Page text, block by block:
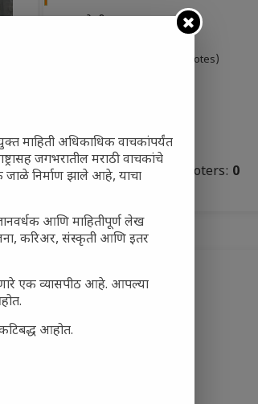
(0%, 3 Votes)
(0%, 0 Votes)
तटस्थ(0%, 3 Votes)
Total Voters: 0
माहिती अधिकाधिक वाचकांपर्यंत
जगभरातील मराठी वाचकांचे
निर्माण झाले आहे, याचा
आणि माहितीपूर्ण लेख
करिअर, संस्कृती आणि इतर
एक व्यासपीठ आहे. आपल्या
कटिबद्ध आहोत.